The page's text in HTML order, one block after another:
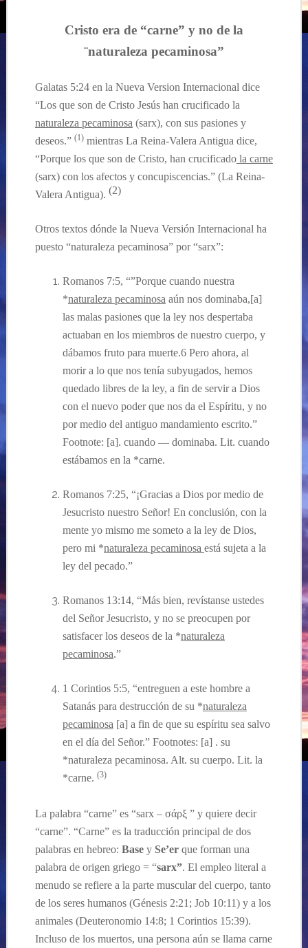
Cristo era de “carne” yno de la
¨naturaleza pecaminosa”
Galatas 5:24 en la Nueva Version Internacional dice
“Los que son de Cristo Jesús han crucificado la
naturaleza pecaminosa (sarx), con sus pasiones y
deseos.” (1)mientras La Reina-Valera Antigua dice,
“Porque los que son de Cristo, han crucificadola carne
(sarx) con los afectos y concupiscencias.” (La Reina-
Valera Antigua). (2)
Otros textos dónde la Nueva Versión Internacional ha
puesto “naturaleza pecaminosa” por “sarx”:
Romanos 7:5, “”Porque cuando nuestra
*naturaleza pecaminosa aún nos dominaba,[a]
las malas pasiones que la ley nos despertaba
actuaban en los miembros de nuestro cuerpo, y
dábamos fruto para muerte.6 Pero ahora, al
morir a lo que nos tenía subyugados, hemos
quedado libres de la ley, a fin de servir a Dios
con el nuevo poder que nos da el Espíritu, y no
por medio del antiguo mandamiento escrito.”
Footnote: [a]. cuando — dominaba. Lit. cuando
estábamos en la *carne.
Romanos 7:25, “¡Gracias a Dios por medio de
Jesucristo nuestro Señor! En conclusión, con la
mente yo mismo me someto a la ley de Dios,
pero mi *naturaleza pecaminosa está sujeta a la
ley del pecado.”
Romanos 13:14, “Más bien, revístanse ustedes
del Señor Jesucristo, y no se preocupen por
satisfacer los deseos de la *naturaleza
pecaminosa.”
1 Corintios 5:5, “entreguen a este hombre a
Satanás para destrucción de su *naturaleza
pecaminosa [a] a fin de que su espíritu sea salvo
en el día del Señor.” Footnotes: [a] . su
*naturaleza pecaminosa. Alt. su cuerpo. Lit. la
*carne. (3)
La palabra “carne” es “sarx – σάρξ ” y quiere decir
“carne”. “Carne” es la traducción principal de dos
palabras en hebreo: Basey Se’erque forman una
palabra de origen griego = “sarx”. El empleo literal a
menudo se refiere a la parte muscular del cuerpo, tanto
de los seres humanos (Génesis 2:21; Job 10:11) y a los
animales (Deuteronomio 14:8; 1 Corintios 15:39).
Incluso de los muertos, una persona aún se llama carne